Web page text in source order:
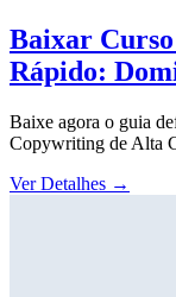
Baixar
Rápido:
Baixe agora o guia
Copywriting de Alta
Ver Detalhes →